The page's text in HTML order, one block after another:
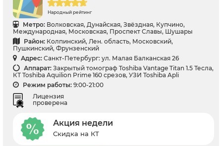
Народный рейтинг
Метро: Волковская, Дунайская, Звёздная, Купчино,
Международная, Московская, Проспект Славы, Шушары
Район: Колпинский, Лен. область, Московский,
Пушкинский, Фрунзенский
Адрес: Санкт-Петербург: ул. Малая Балканская 26
Аппарат: Закрытый томограф Toshiba Vantage Titan 1.5 Тесла,
КТ Toshiba Aquilion Prime 160 срезов, УЗИ Toshiba Apli
Режим работы: 9:00-21:00
Лицензия
проверена
Акция недели
Скидка на КТ